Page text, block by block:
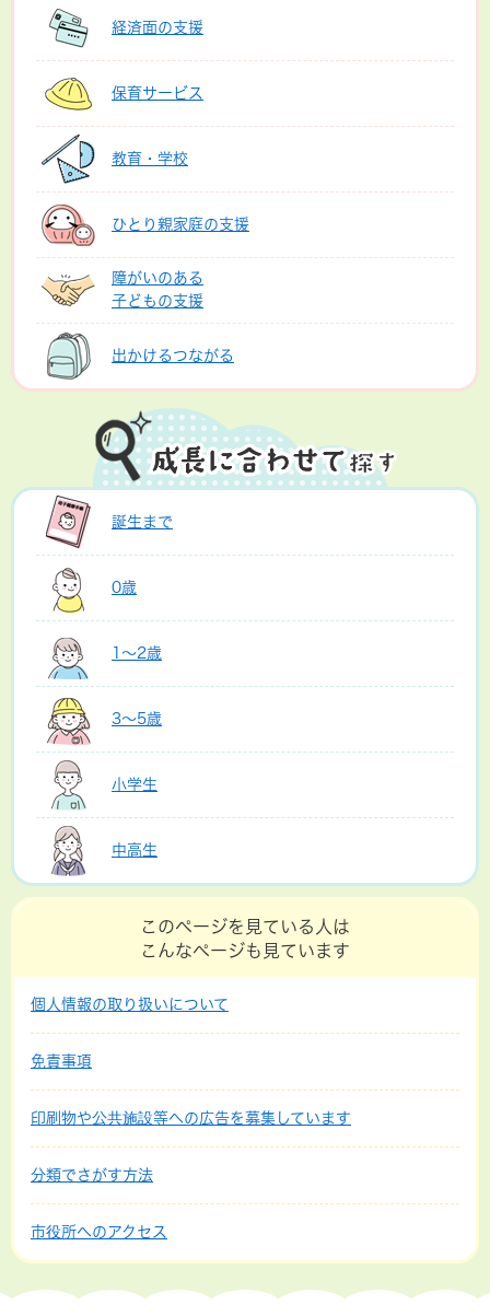
経済面の支援
保育サービス
教育・学校
ひとり親家庭の支援
障がいのある
子どもの支援
出かけるつながる
誕生まで
0歳
1～2歳
3～5歳
小学生
中高生
このページを見ている人は
こんなページも見ています
個人情報の取り扱いについて
免責事項
印刷物や公共施設等への広告を募集しています
分類でさがす方法
市役所へのアクセス